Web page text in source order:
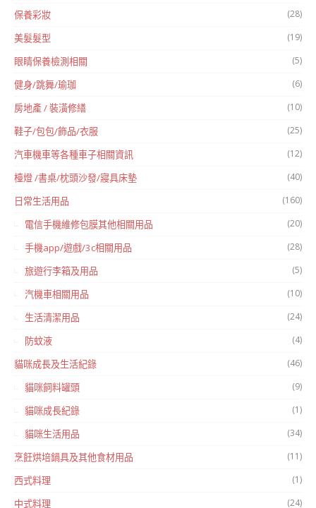
保養彩妝 (28)
美髮髮型 (19)
眼睛保養檢測相關 (5)
健身/跳舞/瑜珈 (6)
房地產 / 裝潢修繕 (10)
鞋子/包包/飾品/衣服 (25)
汽車機車等各種車子相關資訊 (12)
檯燈 /書桌/枕頭沙發/寢具床墊 (40)
日常生活用品 (160)
電信手機維修包膜其他相關用品 (20)
手機app/遊戲/3c相關用品 (28)
旅遊行李箱及用品 (5)
汽機車相關用品 (10)
生活清潔用品 (24)
防蚊液 (4)
貓咪成長及生活紀錄 (46)
貓咪飼料罐頭 (9)
貓咪成長紀錄 (1)
貓咪生活用品 (34)
烹飪烘培鍋具及其他食材用品 (11)
西式料理 (1)
中式料理 (24)